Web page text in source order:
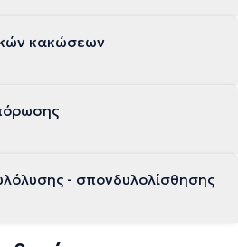
κακώσεων
- σπονδυλολίσθησης